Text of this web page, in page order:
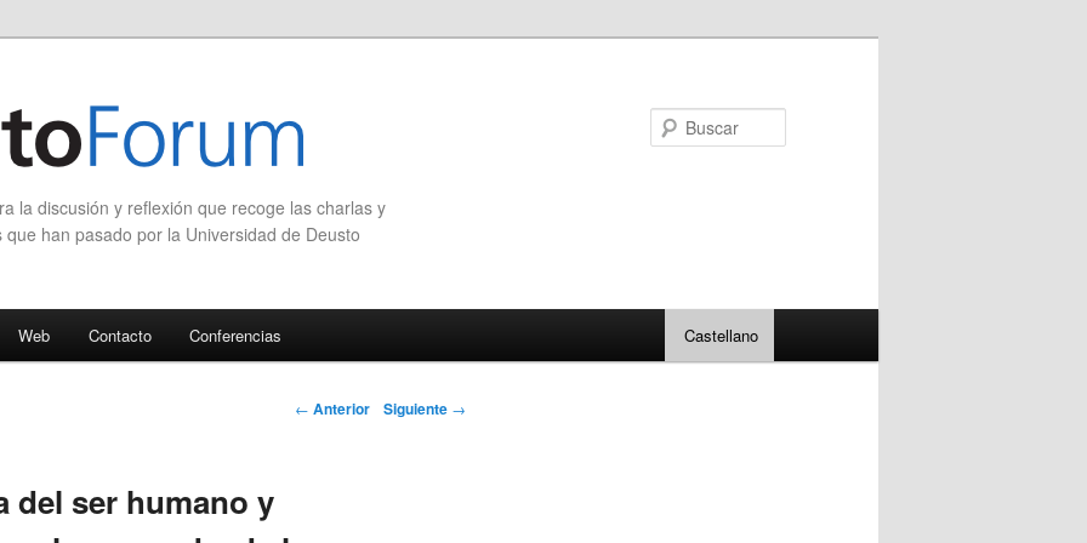
la discusión y reflexión que recoge las charlas y
han pasado por la Universidad de Deusto
Web Contacto Conferencias Castellano
Navegación de
← Anterior Siguiente →
del ser humano y